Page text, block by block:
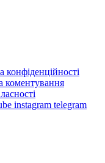
конфіденційності
коментування
instagram telegram